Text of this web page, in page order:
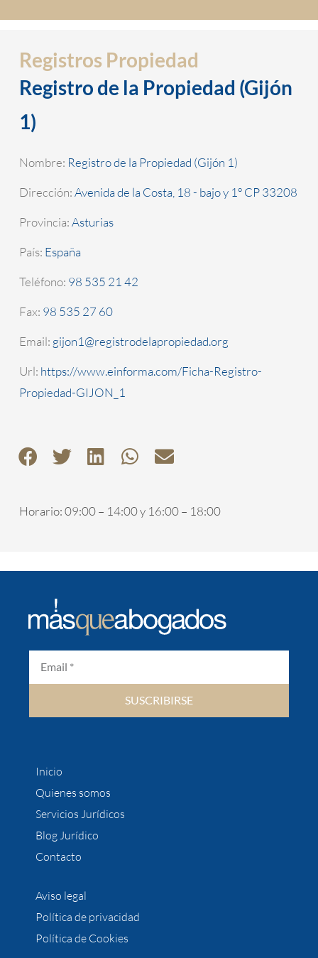
Registros Propiedad
Registro de la Propiedad (Gijón
1)
Nombre: Registro de la Propiedad (Gijón 1)
Dirección:Avenida de la Costa, 18 - bajo y 1º CP 33208
Provincia:Asturias
País: España
Teléfono: 98 535 21 42
Fax: 98 535 27 60
Email: gijon1@registrodelapropiedad.org
Url: https://www.einforma.com/Ficha-Registro-
Propiedad-GIJON_1
Horario: 09:00 – 14:00 y 16:00 – 18:00
SUSCRIBIRSE
Inicio
Quienes somos
Servicios Jurídicos
Blog Jurídico
Contacto
Aviso legal
Política de privacidad
Política de Cookies